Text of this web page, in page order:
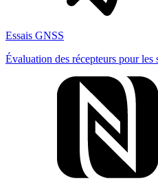
Essais GNSS
Évaluation des récepteurs pour